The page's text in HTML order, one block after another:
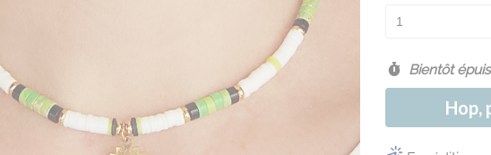
Bientôt
Hop,